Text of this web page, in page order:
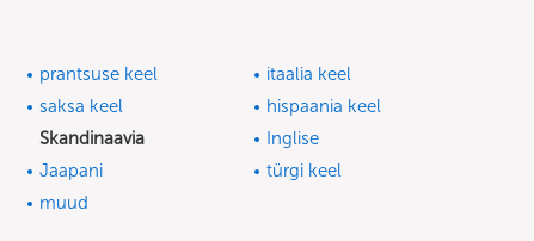
prantsuse keel
itaalia keel
saksa keel
hispaania keel
Skandinaavia
Inglise
Jaapani
türgi keel
muud